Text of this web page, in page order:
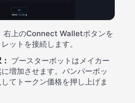
右上のConnect Walletボタンを
ットを接続します。
ブースターボットはメイカー
増加させます。バンパーボッ
てトークン価格を押し上げま